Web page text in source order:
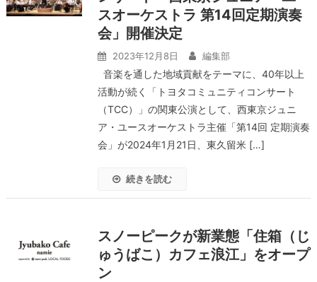
スオーケストラ 第14回定期演奏
会」開催決定
2023年12月8日 編集部
音楽を通した地域貢献をテーマに、40年以上
活動が続く「トヨタコミュニティコンサート
（TCC）」の関東公演として、西東京ジュニ
ア・ユースオーケストラ主催「第14回 定期演奏
会」が2024年1月21日、東久留米 […]
続きを読む
スノーピークが新業態「住箱（じ
ゅうばこ）カフェ浪江」をオープ
ン